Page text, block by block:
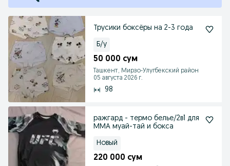
Трусики боксёры на 2-3 года
Б/у
50 000 сум
Ташкент, Мирзо-Улугбекский район
05 августа 2026 г.
98
ражгард - термо белье/2в1 для
ММА муай-тай и бокса
Новый
220 000 сум